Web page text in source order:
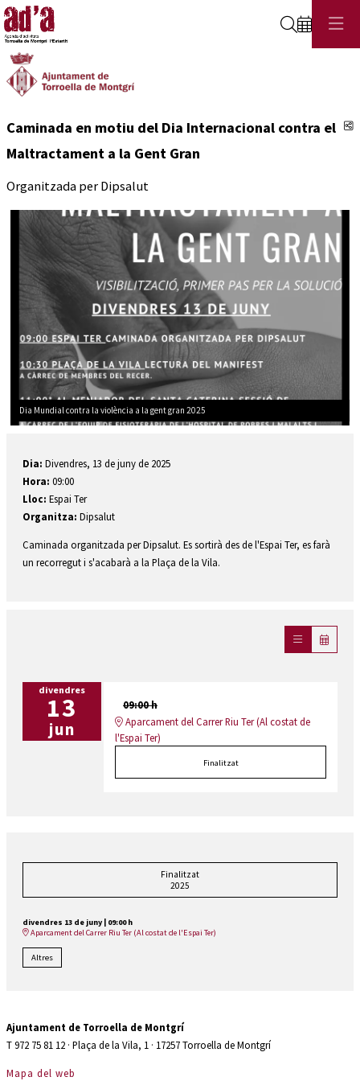
Cerca
Caminada en motiu del Dia Internacional contra el
Maltractament a la Gent Gran
Organitzada per Dipsalut
Dia Mundial contra la violència a la gent gran 2025
Dia: Divendres, 13 de juny de 2025
Hora: 09:00
Lloc: Espai Ter
Organitza: Dipsalut
Caminada organitzada per Dipsalut. Es sortirà des de l'Espai Ter, es farà
un recorregut i s'acabarà a la Plaça de la Vila.
divendres
13
jun
09:00 h
Aparcament del Carrer Riu Ter (Al costat de
l'Espai Ter)
Finalitzat
Finalitzat
2025
divendres 13 de juny | 09:00 h
Aparcament del Carrer Riu Ter (Al costat de l'Espai Ter)
Altres
Ajuntament de Torroella de Montgrí
T 972 75 81 12 · Plaça de la Vila, 1 · 17257 Torroella de Montgrí
Mapa del web